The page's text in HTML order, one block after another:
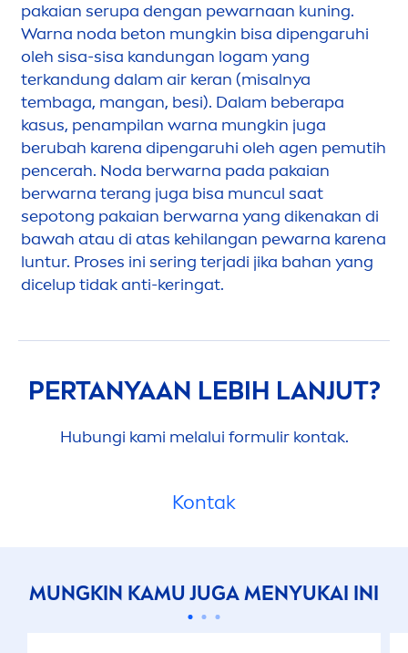
pakaian serupa dengan pewarnaan kuning.
Warna noda beton mungkin bisa dipengaruhi
oleh sisa-sisa kandungan logam yang
terkandung dalam air keran (misalnya
tembaga, mangan, besi). Dalam beberapa
kasus, penampilan warna mungkin juga
berubah karena dipengaruhi oleh agen pemutih
pencerah. Noda berwarna pada pakaian
berwarna terang juga bisa muncul saat
sepotong pakaian berwarna yang dikenakan di
bawah atau di atas kehilangan pewarna karena
luntur. Proses ini sering terjadi jika bahan yang
dicelup tidak anti-keringat.
PERTANYAAN LEBIH LANJUT?
Hubungi kami melalui formulir kontak.
Kontak
MUNGKIN KAMU JUGAMENYUKAI INI